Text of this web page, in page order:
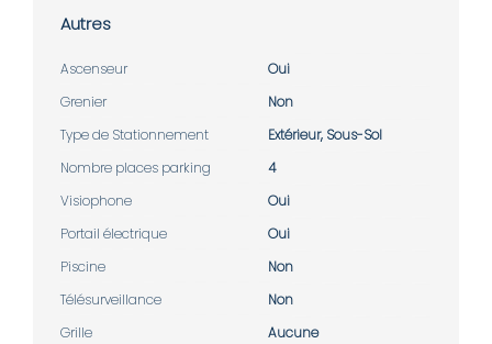
Autres
Ascenseur
Oui
Grenier
Non
Type de Stationnement
Extérieur, Sous-Sol
Nombre places parking
4
Visiophone
Oui
Portail électrique
Oui
Piscine
Non
Télésurveillance
Non
Grille
Aucune